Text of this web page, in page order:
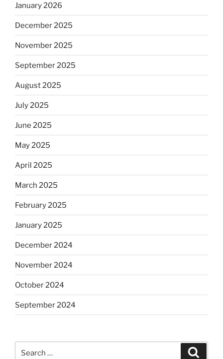
January 2026
December 2025
November 2025
September 2025
August 2025
July 2025
June 2025
May 2025
April 2025
March 2025
February 2025
January 2025
December 2024
November 2024
October 2024
September 2024